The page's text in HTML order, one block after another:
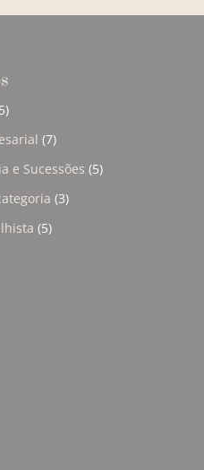
(7)
e Sucessões (5)
(3)
(5)